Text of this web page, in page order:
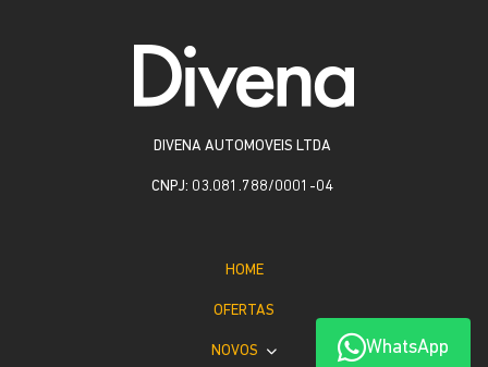
WhatsApp
DIVENA AUTOMOVEIS LTDA
CNPJ: 03.081.788/0001-04
HOME
OFERTAS
NOVOS